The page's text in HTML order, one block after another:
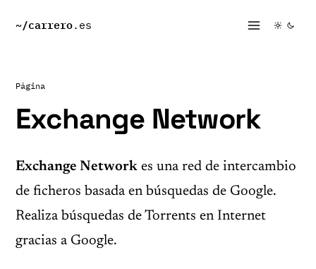
~/carrero.es
Página
Exchange Network
Exchange Network es una red de intercambio
de ficheros basada en búsquedas de Google.
Realiza búsquedas de Torrents en Internet
gracias a Google.